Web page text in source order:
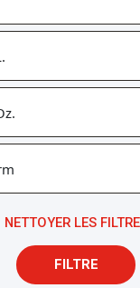
NETTOYER LES
FILTRE